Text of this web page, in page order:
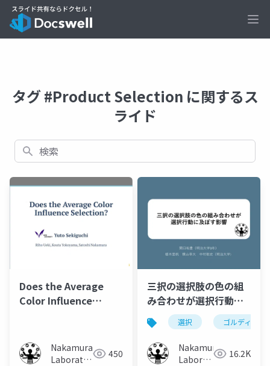
タグ #Product Selection に関するス
ライド
検索
Does the Average
Color Influence
Nakamura
Laboratory
450
三択の選択肢の色の組
み合わせが選択行動に
及ぼす影響
選択 ゴルディロッ
Nakamura
Laboratory 16.2K